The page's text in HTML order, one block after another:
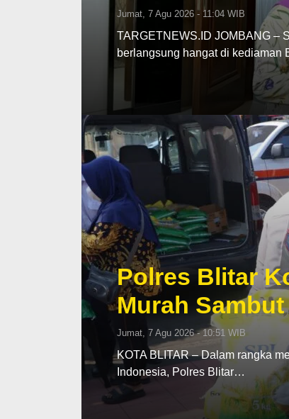
Jumat, 7 Agu 2026 - 11:04 WIB
TARGETNEWS.ID JOMBANG –
berlangsung hangat di kediaman
Polres Blitar
Murah
Jumat, 7 Agu 2026 - 10:51 WIB
KOTA BLITAR – Dalam rangka
Indonesia, Polres Blitar…